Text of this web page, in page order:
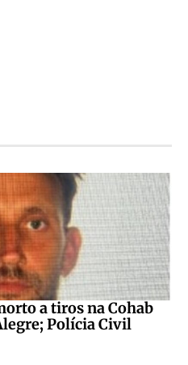
a tiros na Cohab
Polícia Civil